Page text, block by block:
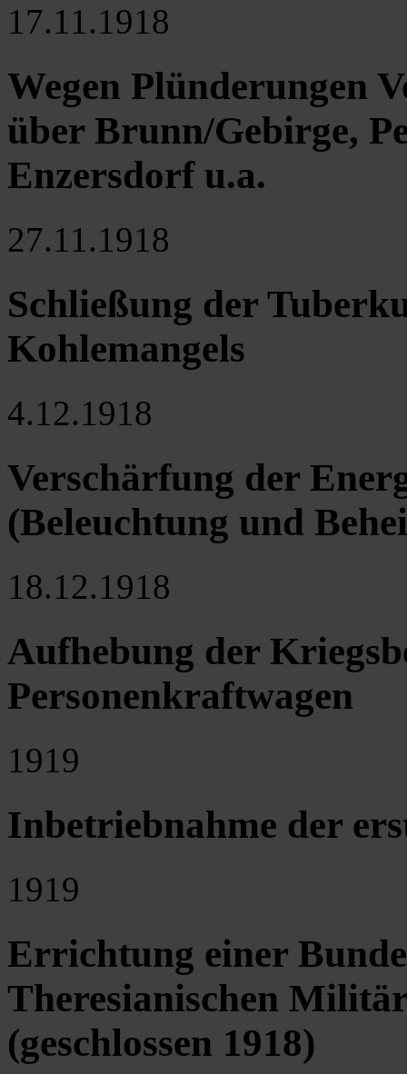
17.11.1918
Wegen Plünderungen
über Brunn/Gebirge,
Enzersdorf u.a.
27.11.1918
Schließung der
Kohlemangels
4.12.1918
Verschärfung der
(Beleuchtung und
18.12.1918
Aufhebung der
Personenkraftwagen
1919
Inbetriebnahme der
1919
Errichtung einer
Theresianischen
(geschlossen 1918)